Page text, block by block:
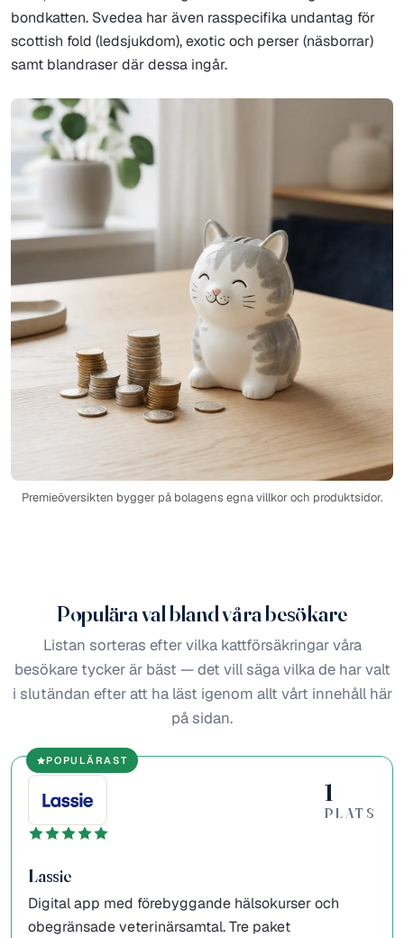
bondkatten. Svedea har även rasspecifika undantag för
scottish fold (ledsjukdom), exotic och perser (näsborrar)
samt blandraser där dessa ingår.
Premieöversikten bygger på bolagens egna villkor och produktsidor.
Populära val bland våra besökare
Listan sorteras efter vilka kattförsäkringar våra
besökare tycker är bäst — det vill säga vilka de har valt
i slutändan efter att ha läst igenom allt vårt innehåll här
på sidan.
POPULÄRAST
1
PLATS
Lassie
Digital app med förebyggande hälsokurser och
obegränsade veterinärsamtal. Tre paket